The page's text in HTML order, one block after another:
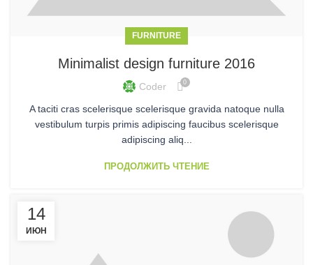
FURNITURE
Minimalist design furniture 2016
Coder 0
A taciti cras scelerisque scelerisque gravida natoque nulla
vestibulum turpis primis adipiscing faucibus scelerisque
adipiscing aliq...
ПРОДОЛЖИТЬ ЧТЕНИЕ
14
ИЮН